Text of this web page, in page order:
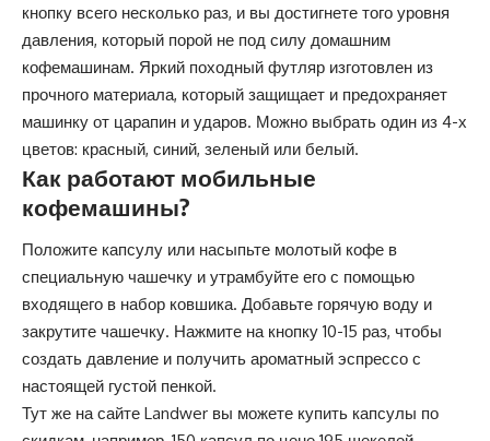
кнопку всего несколько раз, и вы достигнете того уровня
давления, который порой не под силу домашним
кофемашинам. Яркий походный футляр изготовлен из
прочного материала, который защищает и предохраняет
машинку от царапин и ударов. Можно выбрать один из 4-х
цветов: красный, синий, зеленый или белый.
Как работают мобильные
кофемашины?
Положите капсулу или насыпьте молотый кофе в
специальную чашечку и утрамбуйте его с помощью
входящего в набор ковшика. Добавьте горячую воду и
закрутите чашечку. Нажмите на кнопку 10-15 раз, чтобы
создать давление и получить ароматный эспрессо с
настоящей густой пенкой.
Тут же на сайте Landwer вы можете купить капсулы по